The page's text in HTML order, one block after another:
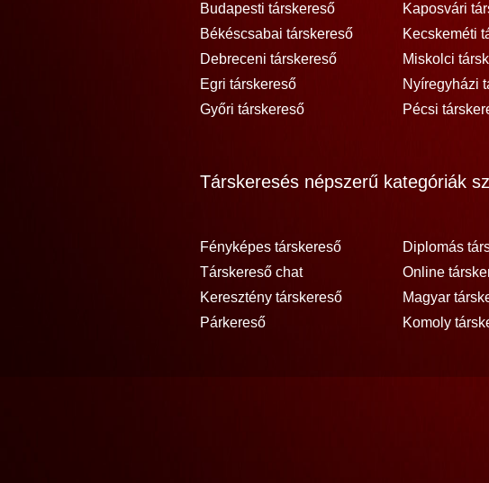
Budapesti társkereső
Békéscsabai társkereső
Debreceni társkereső
Egri társkereső
Győri társkereső
Kaposvári
Kecskeméti
Miskolci
Nyíregyházi
Pécsi
Társkeresés népszerű kategóriák
Fényképes társkereső
Társkereső chat
Keresztény társkereső
Párkereső
Diplomás
Online
Magyar
Komoly